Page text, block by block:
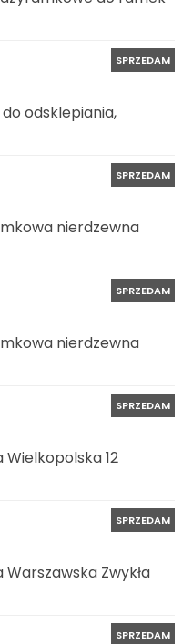
SPRZEDAM
odsklepiania,
SPRZEDAM
nierdzewna
SPRZEDAM
nierdzewna
SPRZEDAM
12
SPRZEDAM
Zwykła
SPRZEDAM